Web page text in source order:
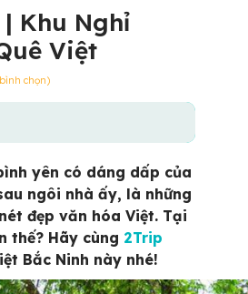
| Khu Nghỉ
Việt
chọn)
yên có dáng dấp của
ngôi nhà ấy, là những
đẹp văn hóa Việt. Tại
thế? Hãy cùng 2Trip
Bắc Ninh này nhé!